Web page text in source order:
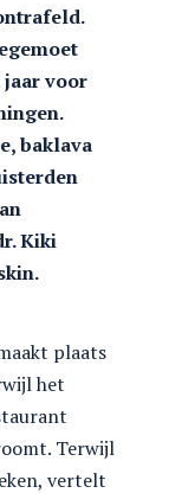
voor
baklava
Kiki
plaats
het
Terwijl
vertelt